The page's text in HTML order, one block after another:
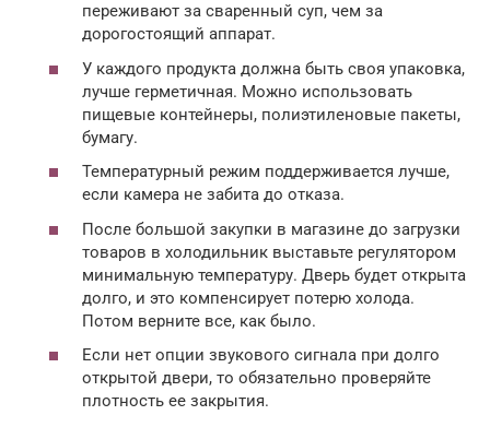
переживают за сваренный суп, чем за
дорогостоящий аппарат.
У каждого продукта должна быть своя упаковка,
лучше герметичная. Можно использовать
пищевые контейнеры, полиэтиленовые пакеты,
бумагу.
Температурный режим поддерживается лучше,
если камера не забита до отказа.
После большой закупки в магазине до загрузки
товаров в холодильник выставьте регулятором
минимальную температуру. Дверь будет открыта
долго, и это компенсирует потерю холода.
Потом верните все, как было.
Если нет опции звукового сигнала при долго
открытой двери, то обязательно проверяйте
плотность ее закрытия.